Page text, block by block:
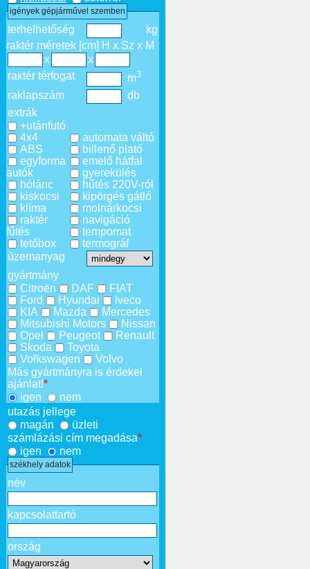
igények gépjárművel szemben
terhelhetőség
kg
raktér méretek [cm] H x Sz x M
x
x
raktér térfogat
m3
raklapszám
db
extrák
+utánfutó
4x4
ABS
egyforma
autók
hólánc
kiskocsi
klíma
raktér
fűtés
tetőbox
automata váltó
billenő plató
emelő hátfal
gyerekülés
hűtés 220V-ról
kipörgés gátló
molnárkocsi
navigáció
tempomat
termográf
üzemanyag
gyártmány
Citroën
DAF
FIAT
Ford
Hyundai
Iveco
KIA
Mazda
Mercedes
Mitsubishi Motors
Nissan
Opel
Peugeot
Renault
Skoda
Toyota
Volkswagen
Volvo
Más gyártmányra is érdekel
ajánlat!*
igen
nem
utazás jellege
magán
üzleti
számlázási cím megadása*
igen
nem
székhely adatok
név
kapcsolattartó
ország